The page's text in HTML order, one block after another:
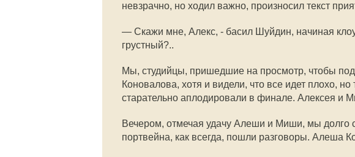
невзрачно, но ходил важно, произносил текст
— Скажи мне, Алекс, - басил Шуйдин, начиная
грустный?..
Мы, студийцы, пришедшие на просмотр, чтобы
Коновалова, хотя и видели, что все идет плохо,
старательно аплодировали в финале. Алексея и
Вечером, отмечая удачу Алеши и Миши, мы долго
портвейна, как всегда, пошли разговоры. Алеша